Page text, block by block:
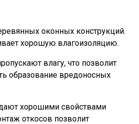
оконных конструкций.
хорошую влагоизоляцию.
влагу, что позволит
образование вредоносных
хорошими свойствами
откосов позволит